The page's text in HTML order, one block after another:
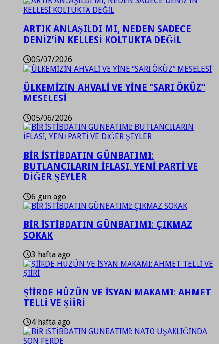
ARTIK ANLAŞILDI MI, NEDEN SADECE
DENİZ’İN KELLESİ KOLTUKTA DEĞİL
05/07/2026
ÜLKEMİZİN AHVALİ VE YİNE “SARI ÖKÜZ”
MESELESİ
05/06/2026
BİR İSTİBDATIN GÜNBATIMI:
BUTLANCILARIN İFLASI, YENİ PARTİ VE
DİĞER ŞEYLER
6 gün ago
BİR İSTİBDATIN GÜNBATIMI: ÇIKMAZ
SOKAK
3 hafta ago
ŞİİRDE HÜZÜN VE İSYAN MAKAMI: AHMET
TELLİ VE ŞİİRİ
4 hafta ago